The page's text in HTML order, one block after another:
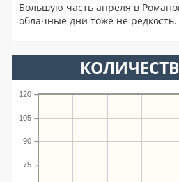
Большую часть апреля в
облачные дни тоже не редкость.
75
90
105
120